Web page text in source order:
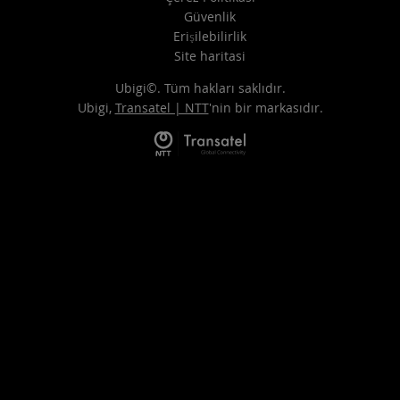
Güvenlik
Erişilebilirlik
Site haritasi
Ubigi©. Tüm hakları saklıdır.
Ubigi, Transatel | NTT'nin bir markasıdır.